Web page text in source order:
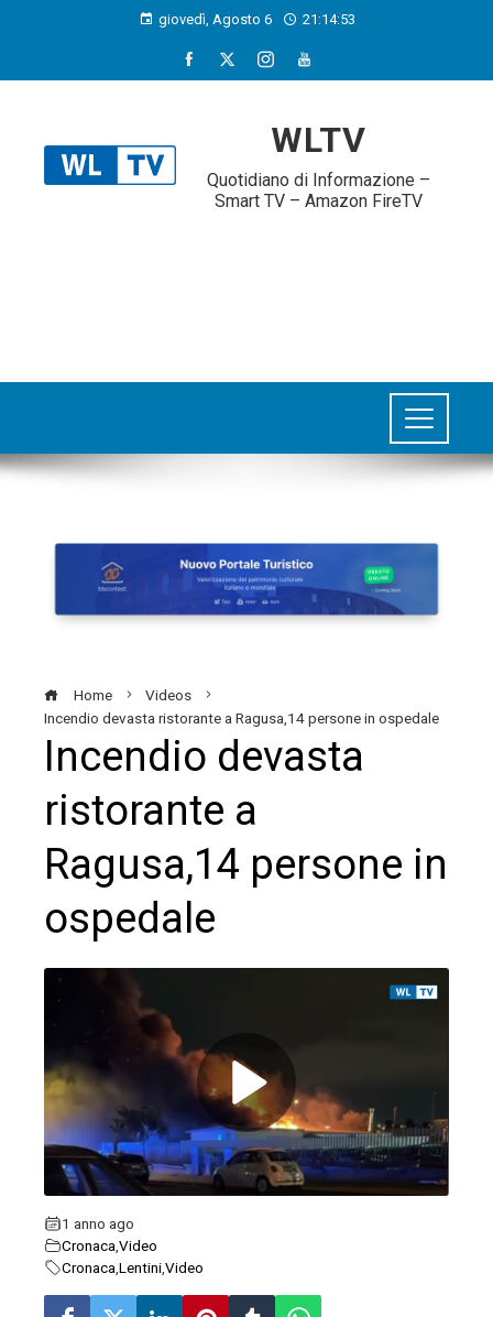
giovedì, Agosto 6 21:14:54
WLTV
Quotidiano di Informazione –
Smart TV – Amazon FireTV
Home
Videos
Incendio devasta ristorante a Ragusa,14 persone in ospedale
Incendio devasta
ristorante a
Ragusa,14 persone in
ospedale
1 anno ago
Cronaca Video
Cronaca LentiniVideo